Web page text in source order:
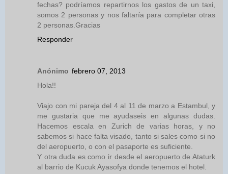
fechas? podríamos repartirnos los gastos de un taxi,
somos 2 personas y nos faltaría para completar otras
2 personas.Gracias
Responder
Anónimo febrero 07, 2013
Hola!!
Viajo con mi pareja del 4 al 11 de marzo a Estambul, y
me gustaria que me ayudaseis en algunas dudas.
Hacemos escala en Zurich de varias horas, y no
sabemos si hace falta visado, tanto si sales como si no
del aeropuerto, o con el pasaporte es suficiente.
Y otra duda es como ir desde el aeropuerto de Ataturk
al barrio de Kucuk Ayasofya donde tenemos el hotel.